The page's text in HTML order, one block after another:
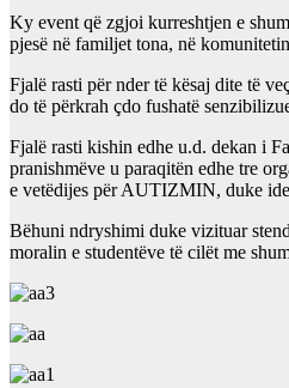
Ky event që zgjoi kurreshtjen e
pjesë në familjet tona, në
Fjalë rasti për nder të kësaj dite të
do të përkrah çdo fushatë
Fjalë rasti kishin edhe u.d. dekan i
pranishmëve u paraqitën edhe tre
e vetëdijes për AUTIZMIN, duke
Bëhuni ndryshimi duke vizituar
moralin e studentëve të cilët me